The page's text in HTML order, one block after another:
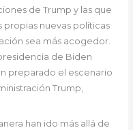
de Trump y las que
nuevas políticas
sea más acogedor.
de Biden
preparado el escenario
Trump,
han ido más allá de